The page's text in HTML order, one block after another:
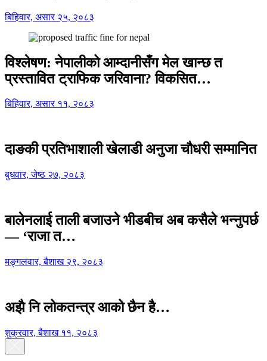
बिहिवार, असार २५, २०८३
विश्लेषण: नेपालीको आम्दानीसँग मेल खान्छ त
प्रस्तावित ट्राफिक जरिवाना? विकसित…
बिहिवार, असार ११, २०८३
दाङकी प्रतिभाशाली खेलाडी अनुजा चौधरी सम्मानित
बुधवार, जेष्ठ २७, २०८३
बालेनलाई ताली बजाउने भीडबीच अब कसैले भन्नुपर्छ
— ‘राजा त…
मङ्गलवार, बैशाख २९, २०८३
अझै नि लोकतन्त्र आको छैन है…
शुक्रवार, बैशाख ११, २०८३